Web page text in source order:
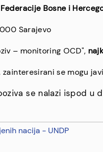
Bosne i
Sarajevo
– monitoring OCD",
se mogu
se nalazi ispod u
nacija - UNDP